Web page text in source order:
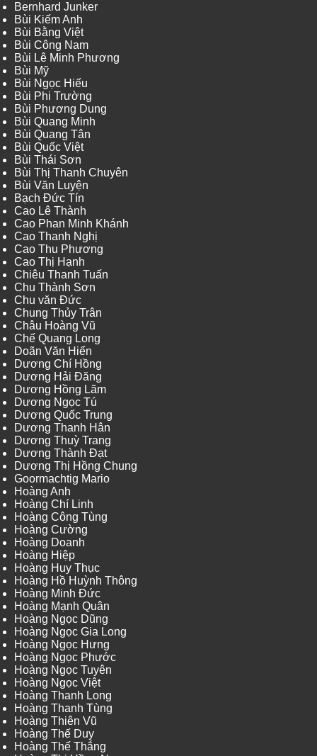
Bernhard Junker
Bùi Kiếm Anh
Bùi Bằng Việt
Bùi Công Nam
Bùi Lê Minh Phương
Bùi Mỹ
Bùi Ngọc Hiếu
Bùi Phi Trường
Bùi Phương Dung
Bùi Quang Minh
Bùi Quang Tân
Bùi Quốc Việt
Bùi Thái Sơn
Bùi Thị Thanh Chuyên
Bùi Văn Luyện
Bạch Đức Tín
Cao Lê Thành
Cao Phan Minh Khánh
Cao Thanh Nghị
Cao Thu Phương
Cao Thị Hạnh
Chiêu Thanh Tuấn
Chu Thành Sơn
Chu văn Đức
Chung Thủy Trân
Châu Hoàng Vũ
Chế Quang Long
Doãn Văn Hiến
Dương Chí Hồng
Dương Hải Đăng
Dương Hồng Lãm
Dương Ngọc Tú
Dương Quốc Trung
Dương Thanh Hân
Dương Thuỳ Trang
Dương Thành Đạt
Dương Thị Hồng Chung
Goormachtig Mario
Hoàng Anh
Hoàng Chí Linh
Hoàng Công Tùng
Hoàng Cường
Hoàng Doanh
Hoàng Hiệp
Hoàng Huy Thục
Hoàng Hồ Huỳnh Thông
Hoàng Minh Đức
Hoàng Mạnh Quân
Hoàng Ngọc Dũng
Hoàng Ngọc Gia Long
Hoàng Ngọc Hưng
Hoàng Ngọc Phước
Hoàng Ngọc Tuyên
Hoàng Ngọc Việt
Hoàng Thanh Long
Hoàng Thanh Tùng
Hoàng Thiên Vũ
Hoàng Thế Duy
Hoàng Thế Thắng